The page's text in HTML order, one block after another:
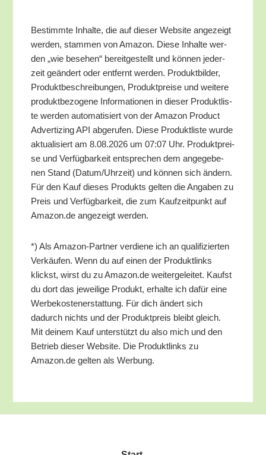
Bestimm­te Inhal­te, die auf die­ser Web­site ange­zeigt
wer­den, stam­men von Ama­zon. Die­se Inhal­te wer­
den „wie bese­hen“ bereit­ge­stellt und kön­nen jeder­
zeit geän­dert oder ent­fernt wer­den. Pro­dukt­bil­der,
Pro­dukt­be­schrei­bun­gen, Pro­dukt­prei­se und wei­te­re
pro­dukt­be­zo­ge­ne Infor­ma­tio­nen in die­ser Pro­dukt­lis­
te wer­den auto­ma­ti­siert von der Ama­zon Pro­duct
Adver­tiz­ing API abge­ru­fen. Die­se Pro­dukt­lis­te wur­de
aktua­li­siert am 8.08.2026 um 07:07 Uhr. Pro­dukt­prei­
se und Ver­füg­bar­keit ent­spre­chen dem ange­ge­be­
nen Stand (Datum/​Uhrzeit) und kön­nen sich ändern.
Für den Kauf die­ses Pro­dukts gel­ten die Anga­ben zu
Preis und Ver­füg­bar­keit, die zum Kauf­zeit­punkt auf
Amazon.de ange­zeigt werden.
*) Als Ama­zon-Part­ner ver­die­ne ich an qua­li­fi­zier­ten
Ver­käu­fen. Wenn du auf einen der Pro­dukt­links
klickst, wirst du zu Amazon.de wei­ter­ge­lei­tet. Kaufst
du dort das jewei­li­ge Pro­dukt, erhal­te ich dafür eine
Wer­be­kos­ten­er­stat­tung. Für dich ändert sich
dadurch nichts und der Pro­dukt­preis bleibt gleich.
Mit dei­nem Kauf unter­stützt du also mich und den
Betrieb die­ser Web­site. Die Pro­dukt­links zu
Amazon.de gel­ten als Werbung.